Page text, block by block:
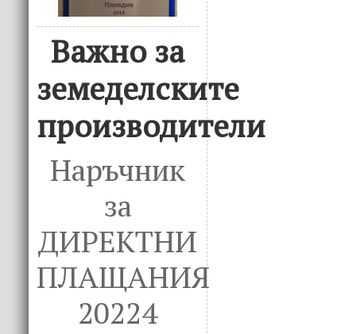
Важно за
земеделските
производители
Наръчник
за
ДИРЕКТНИ
ПЛАЩАНИЯ
20224